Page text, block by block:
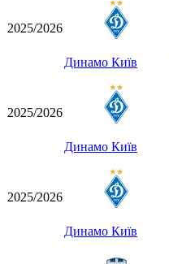
2025/2026
Динамо Київ
2025/2026
Динамо Київ
2025/2026
Динамо Київ